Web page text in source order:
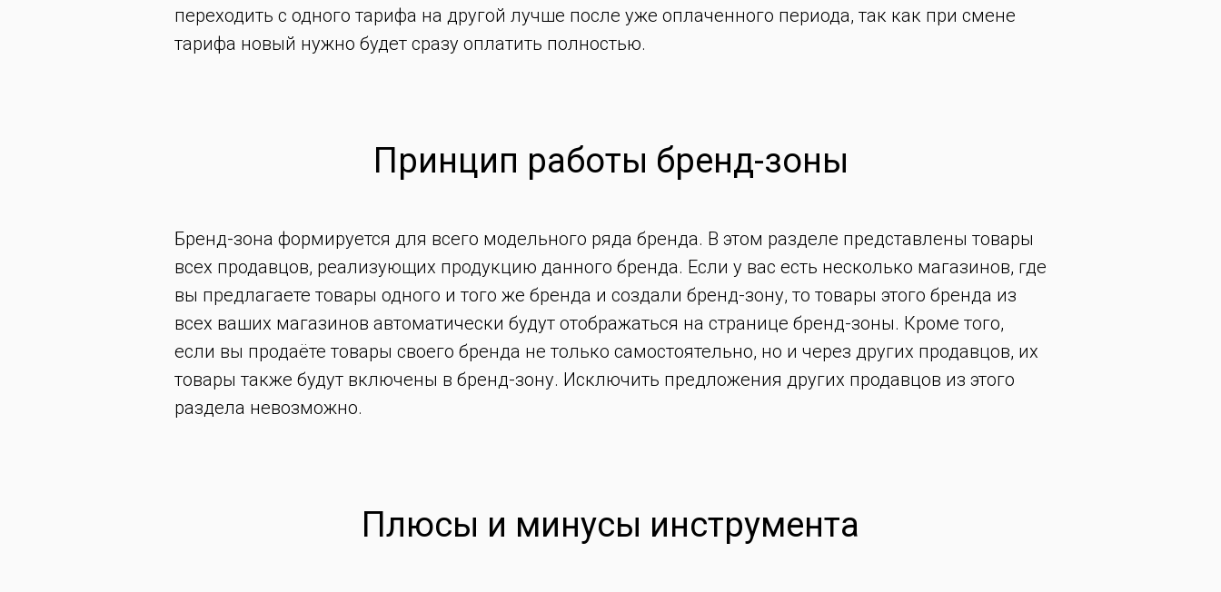
переходить с одного тарифа на другой лучше после уже оплаченного периода, так как при смене
тарифа новый нужно будет сразу оплатить полностью.
Принцип работы бренд-зоны
Бренд-зона формируется для всего модельного ряда бренда. В этом разделе представлены товары
всех продавцов, реализующих продукцию данного бренда. Если у вас есть несколько магазинов, где
вы предлагаете товары одного и того же бренда и создали бренд-зону, то товары этого бренда из
всех ваших магазинов автоматически будут отображаться на странице бренд-зоны. Кроме того,
если вы продаёте товары своего бренда не только самостоятельно, но и через других продавцов, их
товары также будут включены в бренд-зону. Исключить предложения других продавцов из этого
раздела невозможно.
Плюсы и минусы инструмента